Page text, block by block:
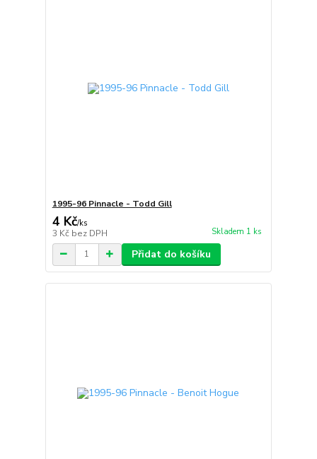
1995-96 Pinnacle - Todd Gill
4 Kč/ks
3 Kč bez DPH Skladem 1 ks
Přidat do košíku